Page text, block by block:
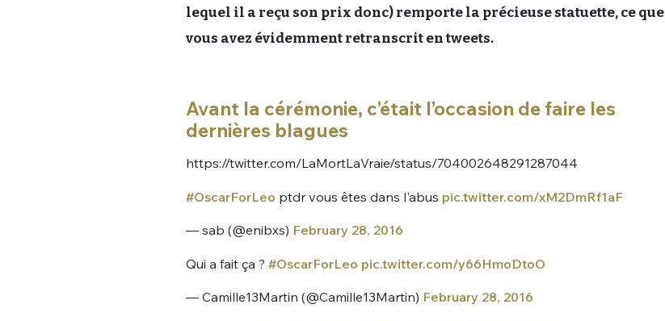
lequel il a reçu son prix donc) remporte la précieuse statuette, ce que
vous avez évidemment retranscrit en tweets.
Avant la cérémonie, c’était l’occasion de faire les
dernières blagues
https://twitter.com/LaMortLaVraie/status/704002648291287044
#OscarForLeo ptdr vous êtes dans l'abus pic.twitter.com/xM2DmRf1aF
— sab (@enibxs) February 28, 2016
Qui a fait ça ? #OscarForLeo pic.twitter.com/y66HmoDtoO
— Camille13Martin (@Camille13Martin) February 28, 2016